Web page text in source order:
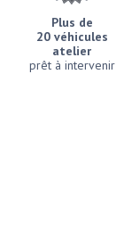
Plus de
20 véhicules
atelier
prêt à intervenir